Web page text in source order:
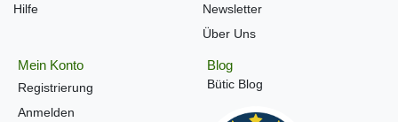
Hilfe
Newsletter
Über Uns
Mein Konto
Registrierung
Anmelden
Blog
Bütic Blog